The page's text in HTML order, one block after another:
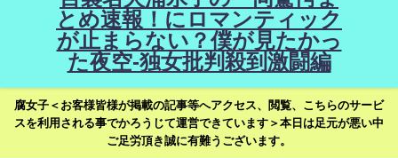
とめ速報！にロマンティック
が止まらない？僕が見たかっ
た夜空-独女批判殺到激闘編
腐女子＜お客様皆様が掲載の記事等へアクセス、閲覧、こちらのサービ
スを利用される事でかろうじて運営できています＞本日は足元が悪い中
ご足労頂き誠に有難うございます。